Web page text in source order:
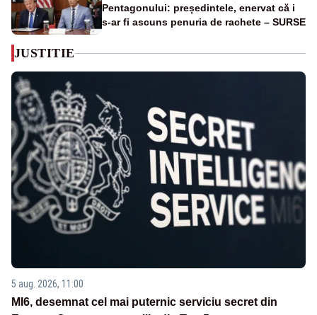
Pentagonului: președintele, enervat că i
s-ar fi ascuns penuria de rachete – SURSE
JUSTITIE
5 aug. 2026, 11:00
MI6, desemnat cel mai puternic serviciu secret din